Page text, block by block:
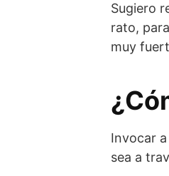
Sugiero
rato,
muy
Invocar
sea a